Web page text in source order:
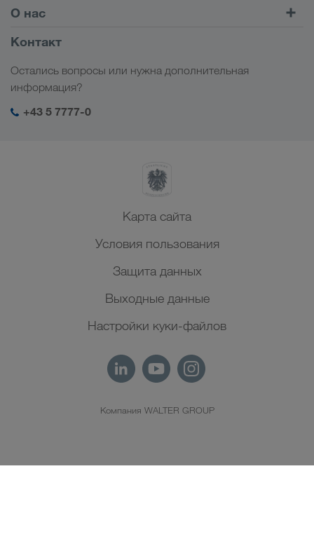
Клиентский портал CONNECT
Цифровые решения
Мой вход в систему LKW WALTER
Европа
Кавказ
Центральная Азия
Ближний Восток
Северная Африка
О нас
Социальная ответственность
Контакт
Остались вопросы или нужна дополнительная
информация?
+43 5 7777-0
Карта сайта
Условия пользования
Защита данных
Выходные данные
Настройки куки-файлов
Компания WALTER GROUP